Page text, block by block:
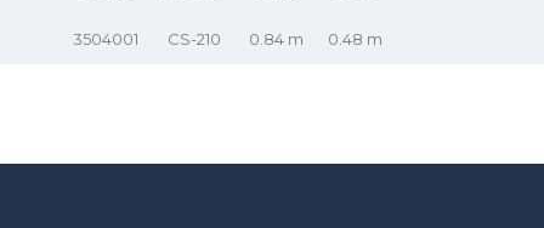
3504001 CS-210 0.84 m 0.48 m